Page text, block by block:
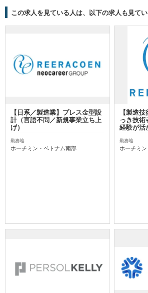
この求人を見ている人は、以下の求人も見て
【日系／製造業】プレス金型設
計（言語不問／新規事業立ち上
げ）
勤務地
ホーチミン・ベトナム南部
【製造
っき技術
経験が活
勤務地
ホーチミ